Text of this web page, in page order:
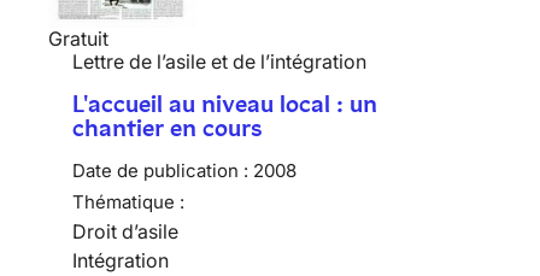
Gratuit
Lettre de l’asile et de l’intégration
L'accueil au niveau local : un
chantier en cours
Date de publication : 2008
Thématique :
Droit d’asile
Intégration